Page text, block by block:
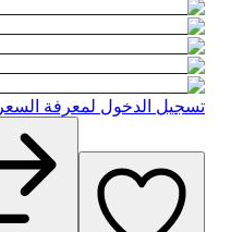
تسجيل الدخول لمعرفة السعر